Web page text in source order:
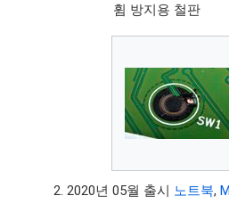
휨 방지용 철판
2020년 05월 출시 노트북,